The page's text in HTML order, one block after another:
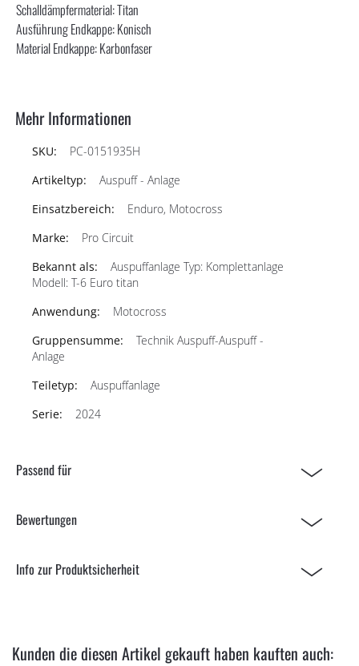
Schalldämpfermaterial: Titan
Ausführung Endkappe: Konisch
Material Endkappe: Karbonfaser
Mehr Informationen
PC-0151935H
Auspuff - Anlage
Enduro, Motocross
Pro Circuit
Auspuffanlage Typ: Komplettanlage
Modell: T-6 Euro titan
Motocross
Technik Auspuff-Auspuff -
Anlage
Auspuffanlage
2024
Passend für
Bewertungen
Info zur Produktsicherheit
Kunden die diesen Artikel gekauft haben kauften auch: